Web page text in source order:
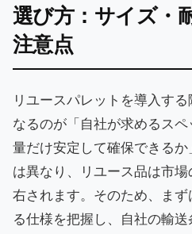
選び方：サイズ・
注意点
リユースパレットを導入す
なるのが「自社が求めるス
量だけ安定して確保できる
は異なり、リユース品は市
右されます。そのため、ま
る仕様を把握し、自社の輸送